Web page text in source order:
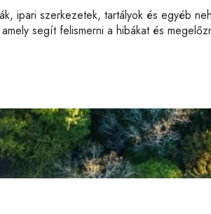
ipari szerkezetek, tartályok és egyéb
segít felismerni a hibákat és